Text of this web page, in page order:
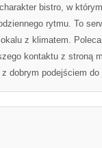
bistro, w
rytmu. To
z klimatem.
kontaktu z stroną
z dobrym podejściem